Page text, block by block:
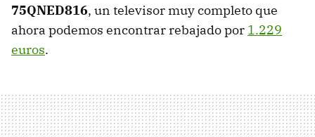
75QNED816, un televisor muy completo que
ahora podemos encontrar rebajado por 1.229
euros.